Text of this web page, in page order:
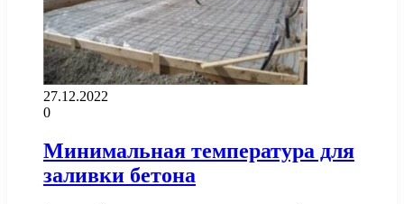
27.12.2022
0
Минимальная температура для
заливки бетона